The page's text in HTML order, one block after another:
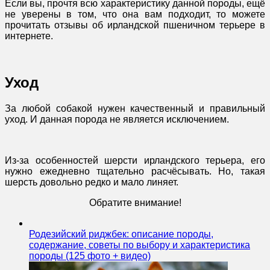
Если вы, прочтя всю характеристику данной породы, ещё
не уверены в том, что она вам подходит, то можете
прочитать отзывы об ирландской пшеничном терьере в
интернете.
Уход
За любой собакой нужен качественный и правильный
уход. И данная порода не является исключением.
Из-за особенностей шерсти ирландского терьера, его
нужно ежедневно тщательно расчёсывать. Но, такая
шерсть довольно редко и мало линяет.
Обратите внимание!
Родезийский риджбек: описание породы,
содержание, советы по выбору и характеристика
породы (125 фото + видео)